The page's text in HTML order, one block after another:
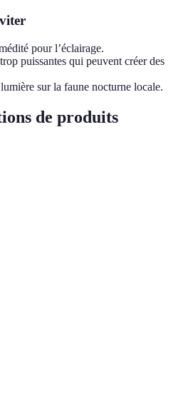
pour l’éclairage.
puissantes qui peuvent créer des
sur la faune nocturne locale.
de produits